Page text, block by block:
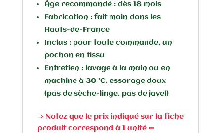
Âge recommandé : dès 18 mois
Fabrication : fait main dans les
Hauts-de-France
Inclus : pour toute commande, un
pochon en tissu
Entretien : lavage à la main ou en
machine à 30 °C, essorage doux
(pas de sèche-linge, pas de javel)
⇒ Notez que le prix indiqué sur la fiche
produit correspond à 1 unité ⇐